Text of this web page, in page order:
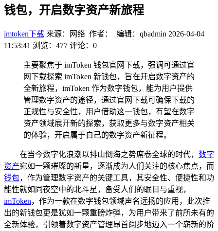
钱包，开启数字资产新旅程
imtoken下载 来源：网络 作者： 编辑：qbadmin 2026-04-04
11:53:41 浏览：477 评论：0
主要聚焦于 imToken 钱包官网下载，强调可通过官
网下载探索 imToken 新钱包，旨在开启数字资产的
全新旅程，imToken 作为数字钱包，能为用户提供
管理数字资产的途径，通过官网下载可确保下载的
正规性与安全性，用户借助这一钱包，有望在数字
资产领域展开新的探索，获取更多与数字资产相关
的体验，开启属于自己的数字资产新征程。
在当今数字化浪潮以排山倒海之势席卷全球的时代， 数字
资产宛如一颗璀璨的新星，逐渐成为人们关注的核心焦点，而
钱包，作为管理数字资产的关键工具，其安全性、便捷性和功
能性就如同夜空中的北斗星，备受人们的瞩目与重视，
imToken，作为一款在数字钱包领域声名远扬的应用，此次推
出的新钱包更是犹如一颗重磅炸弹，为用户带来了前所未有的
全新体验，引领着数字资产管理昂首阔步地迈入一个崭新的阶